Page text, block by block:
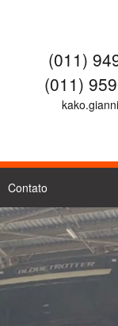
(011)
(011)
Contato